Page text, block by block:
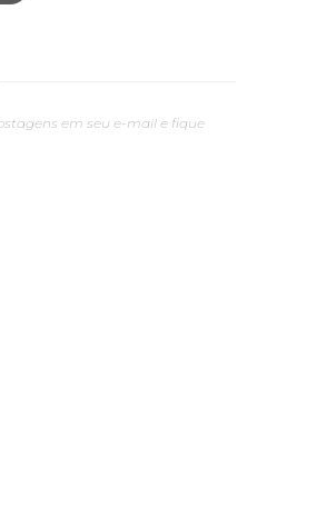
em seu e-mail e fique